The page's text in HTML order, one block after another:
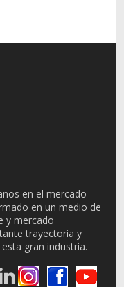
en el mercado
en un medio de
y mercado
trayectoria y
gran industria.